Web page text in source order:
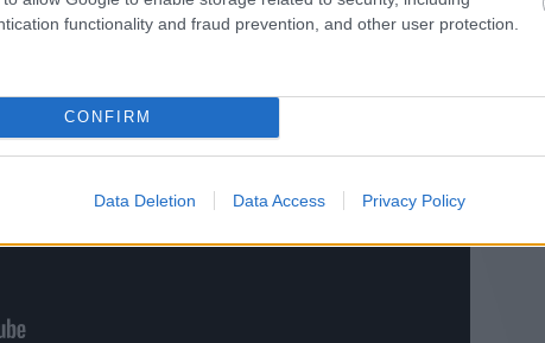
functionality and fraud prevention, and other user protection.
CONFIRM
Data Deletion Data Access Privacy Policy